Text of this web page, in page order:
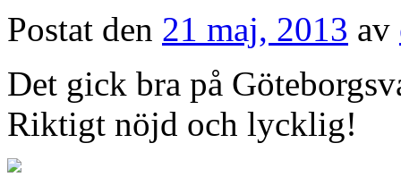
Postat den 21 maj, 2013 av
Det gick bra på
Riktigt nöjd och lycklig!